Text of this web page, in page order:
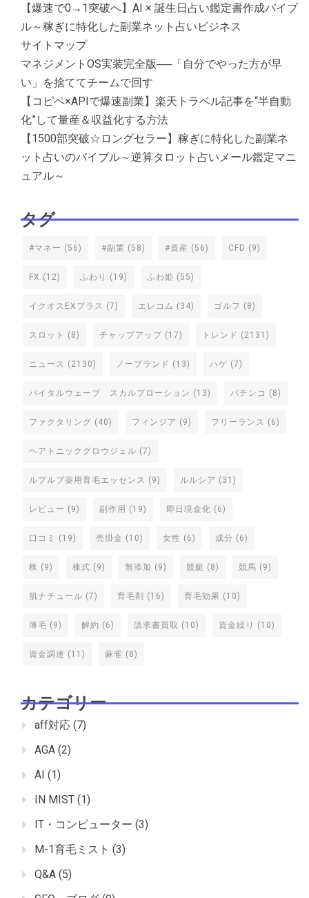
【爆速で0→1突破へ】AI × 誕生日占い鑑定書作成バイブ
ル～稼ぎに特化した副業ネット占いビジネス
サイトマップ
マネジメントOS実装完全版──「自分でやった方が早
い」を捨ててチームで回す
【コピペ×APIで爆速副業】楽天トラベル記事を“半自動
化”して量産＆収益化する方法
【1500部突破☆ロングセラー】稼ぎに特化した副業ネ
ット占いのバイブル～逆算タロット占いメール鑑定マニ
ュアル～
タグ
#マネー (56) #副業 (58) #資産 (56) CFD (9)
FX (12) ふわり (19) ふわ姫 (55)
イクオスEXプラス (7) エレコム (34) ゴルフ (8)
スロット (8) チャップアップ (17) トレンド (2131)
ニュース (2130) ノーブランド (13) ハゲ (7)
バイタルウェーブ スカルプローション (13) パチンコ (8)
ファクタリング (40) フィンジア (9) フリーランス (6)
ヘアトニックグロウジェル (7)
ルプルプ薬用育毛エッセンス (9) ルルシア (31)
レビュー (9) 副作用 (19) 即日現金化 (6)
口コミ (19) 売掛金 (10) 女性 (6) 成分 (6)
株 (9) 株式 (9) 無添加 (9) 競艇 (8) 競馬 (9)
肌ナチュール (7) 育毛剤 (16) 育毛効果 (10)
薄毛 (9) 解約 (6) 請求書買取 (10) 資金繰り (10)
資金調達 (11) 麻雀 (8)
カテゴリー
aff対応 (7)
AGA (2)
AI (1)
IN MIST (1)
IT・コンピューター (3)
M-1育毛ミスト (3)
Q&A (5)